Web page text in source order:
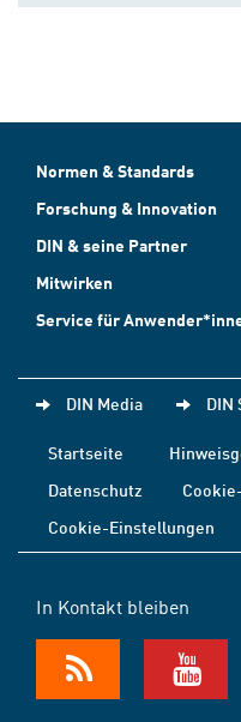
Normen & Standards
Forschung & Innovation
DIN & seine Partner
Mitwirken
Service für
DIN Media DIN
Startseite
Datenschutz
Cookie-Einstellungen
In Kontakt bleiben